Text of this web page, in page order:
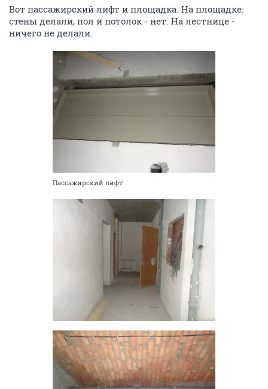
Вот пассажирский лифт и площадка. На площадке:
стены делали, пол и потолок - нет. На лестнице -
ничего не делали.
Пассажирский лифт